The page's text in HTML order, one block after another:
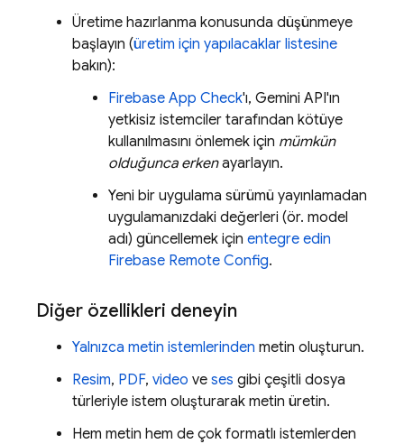
Üretime hazırlanma konusunda düşünmeye
başlayın (üretim için yapılacaklar listesine
bakın):
Firebase App Check'ı, Gemini API'ın
yetkisiz istemciler tarafından kötüye
kullanılmasını önlemek için mümkün
olduğunca erkenayarlayın.
Yeni bir uygulama sürümü yayınlamadan
uygulamanızdaki değerleri (ör. model
adı) güncellemek için entegre edin
Firebase Remote Config.
Diğer özellikleri deneyin
Yalnızca metin istemlerinden metin oluşturun.
Resim, PDF, video ve ses gibi çeşitli dosya
türleriyle istem oluşturarak metin üretin.
Hem metin hem de çok formatlı istemlerden